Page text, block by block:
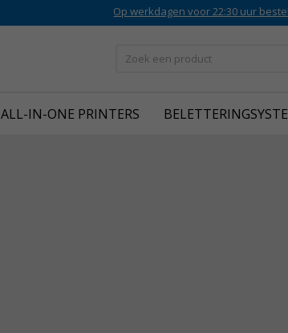
Op werkdagen voor 22:30 uur
ALL-IN-ONE PRINTERS